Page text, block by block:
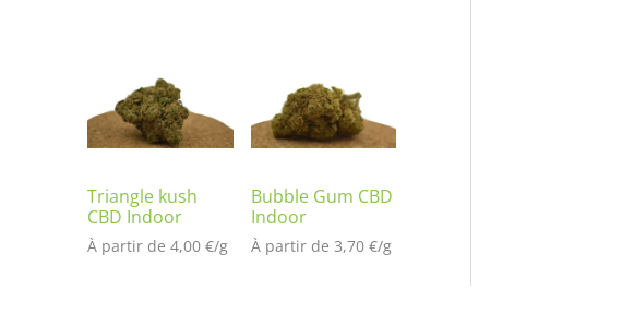
Triangle kush
CBD Indoor
À partir de 4,00 €/g
Bubble Gum CBD
Indoor
À partir de 3,70 €/g